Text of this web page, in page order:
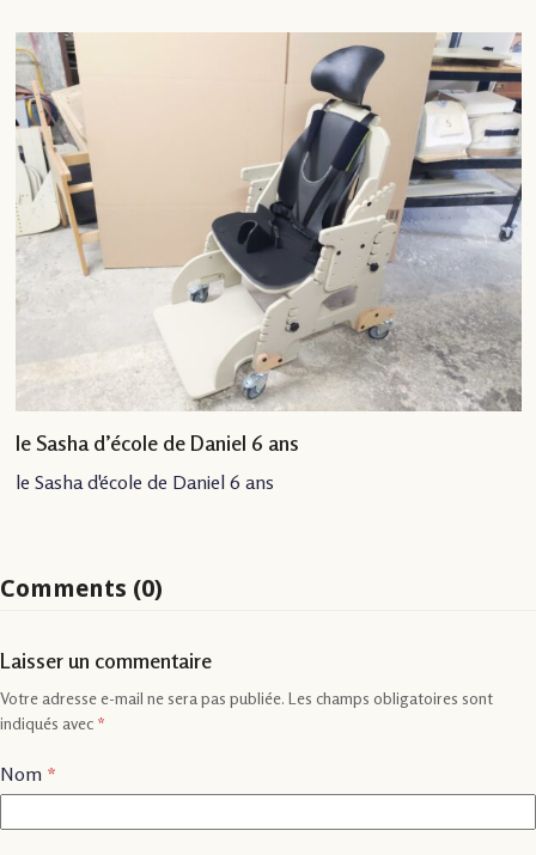
le Sasha d’école de Daniel 6 ans
le Sasha d'école de Daniel 6 ans
Comments (0)
Laisser un commentaire
Votre adresse e-mail ne sera pas publiée. Les champs obligatoires sont
indiqués avec *
Nom *